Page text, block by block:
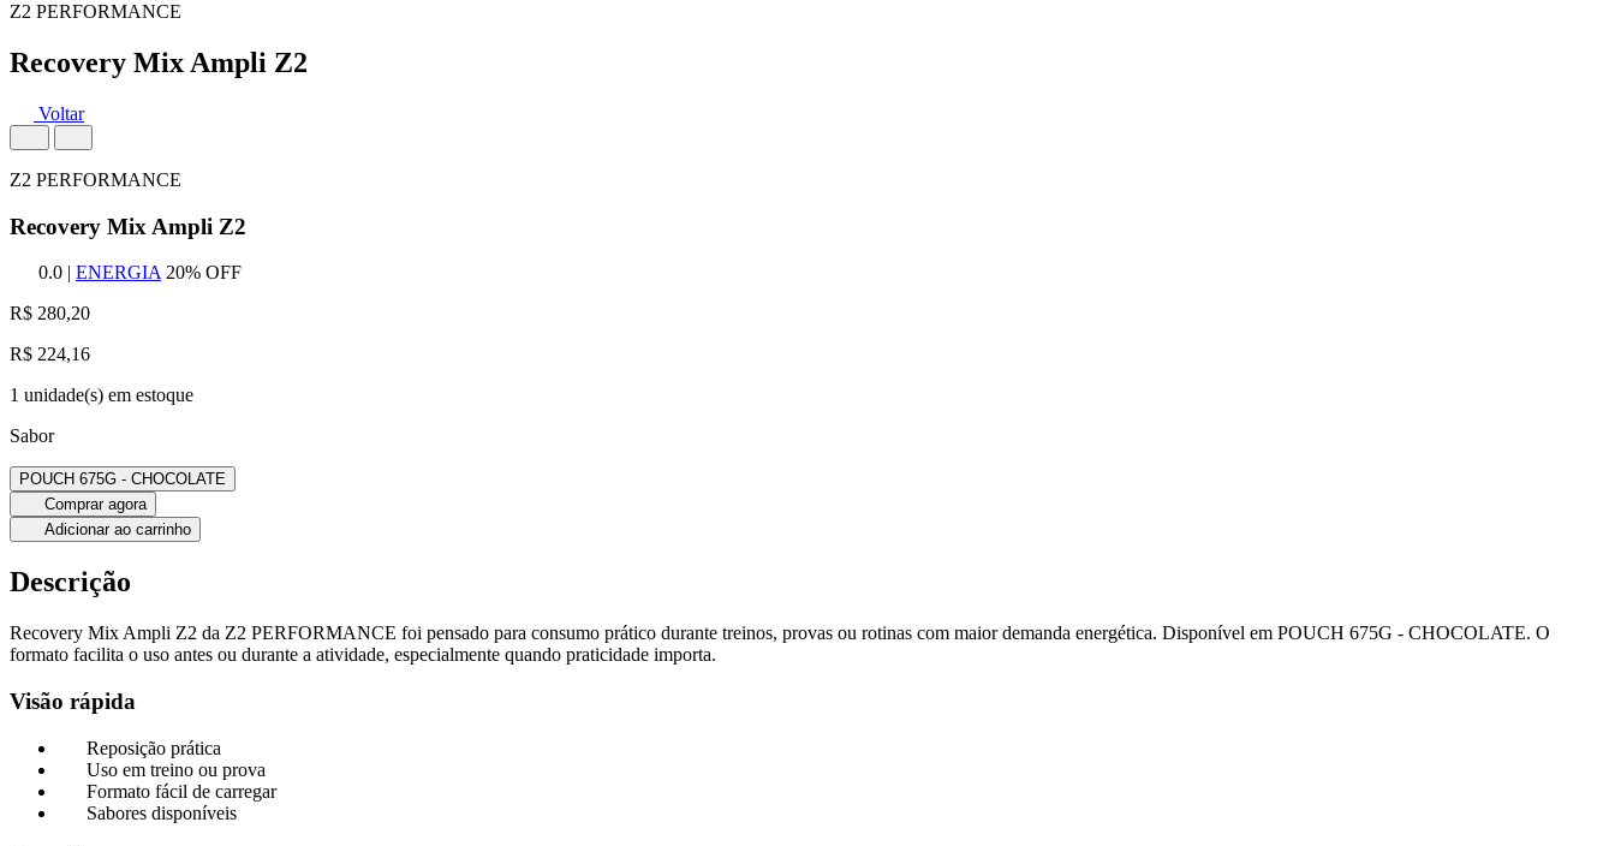
Z2 PERFORMANCE
Recovery Mix Ampli Z2
Voltar
Z2 PERFORMANCE
Recovery Mix Ampli Z2
0.0 | ENERGIA 20% OFF
R$ 280,20
R$ 224,16
1 unidade(s) em estoque
Sabor
POUCH 675G - CHOCOLATE
Comprar agora
Adicionar ao carrinho
Descrição
Recovery Mix Ampli Z2 da Z2 PERFORMANCE foi pensado para consumo prático durante treinos, provas ou rotinas com maior demanda energética. Disponível em POUCH 675G - CHOCOLATE. O
formato facilita o uso antes ou durante a atividade, especialmente quando praticidade importa.
Visão rápida
Reposição prática
Uso em treino ou prova
Formato fácil de carregar
Sabores disponíveis